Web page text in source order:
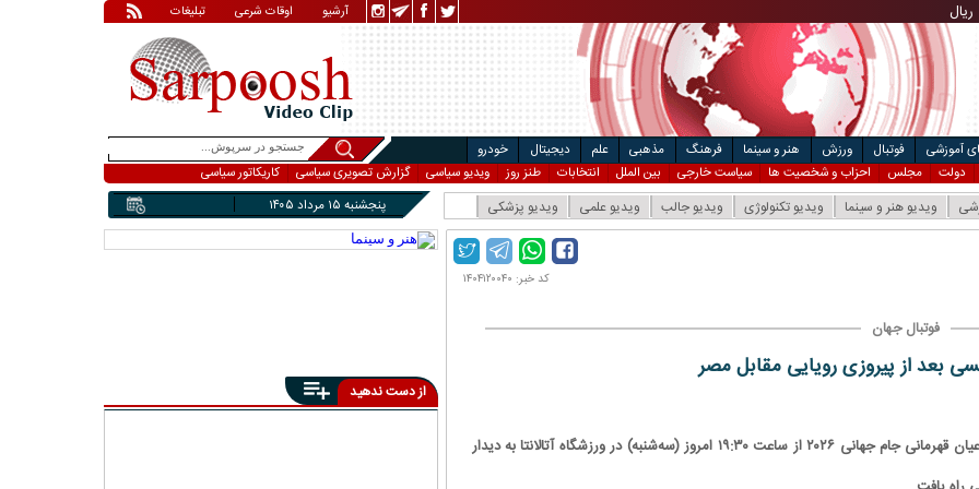
تبلیغات اوقات شرعی آرشیو خودروریال
ریال
آموزشی فوتبال ورزش هنر و سینما فرهنگ مذهبی علم دیجیتال
خودرو
دولت مجلس احزاب و شخصیت ها سیاست خارجی بین الملل انتخابات طنز روز ویدیو سیاسی گزارش تصویری سیاسی کاریکاتور سیاسی
ویدیو هنر و سینما ویدیو تکنولوژی ویدیو جالب ویدیو علمی ویدیو پزشکی پنجشنبه ۱۵ مرداد ۱۴۰۵
کد خبر: ۱۴۰۴۱۲۰۰۴۰
فوتبال جهان
بعد از پیروزی رویایی مقابل مصر
تیم ملی فوتبال آرژانتین یکی از مدعیان قهرمانی جام جهانی ۲۰۲۶ از ساعت ۱۹:۳۰ امروز (سه‌شنبه) در ورزشگاه آتالانتا به دیدار
از دست ندهید